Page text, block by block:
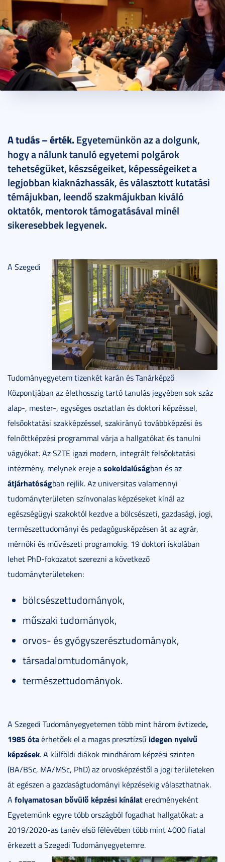
A tudás – érték. Egyetemünkön az a dolgunk,
hogy a nálunk tanuló egyetemi polgárok
tehetségüket, készségeiket, képességeiket a
legjobban kiaknázhassák, és választott kutatási
témájukban, leendő szakmájukban kiváló
oktatók, mentorok támogatásával minél
sikeresebbek legyenek.
A Szegedi
Tudományegyetem tizenkét karán és Tanárképző
Központjában az élethosszig tartó tanulás jegyében sok száz
alap-, mester-, egységes osztatlan és doktori képzéssel,
felsőoktatási szakképzéssel, szakirányú továbbképzési és
felnőttképzési programmal várja a hallgatókat és tanulni
vágyókat. Az SZTE igazi modern, integrált felsőoktatási
intézmény, melynek ereje asokoldalúságban és az
átjárhatóságban rejlik. Az universitas valamennyi
tudományterületen színvonalas képzéseket kínál az
egészségügyi szakoktól kezdve a bölcsészeti, gazdasági, jogi,
természettudományi és pedagógusképzésen át az agrár,
mérnöki és művészeti programokig. 19 doktori iskolában
lehet PhD-fokozatot szerezni a következő
tudományterületeken:
bölcsészettudományok,
műszaki tudományok,
orvos- és gyógyszerésztudományok,
társadalomtudományok,
természettudományok.
A Szegedi Tudományegyetemen több mint három évtizede,
1985 ótaérhetőek el a magas presztízsű idegen nyelvű
képzések. A külföldi diákok mindhárom képzési szinten
(BA/BSc, MA/MSc, PhD) az orvosképzéstől a jogi területeken
át egészen a gazdaságtudományi képzésekig választhatnak.
A folyamatosan bővülő képzési kínálateredményeként
Egyetemünk egyre több országból fogadhat hallgatókat: a
2019/2020-as tanév első félévében több mint 4000 fiatal
érkezett a Szegedi Tudományegyetemre.